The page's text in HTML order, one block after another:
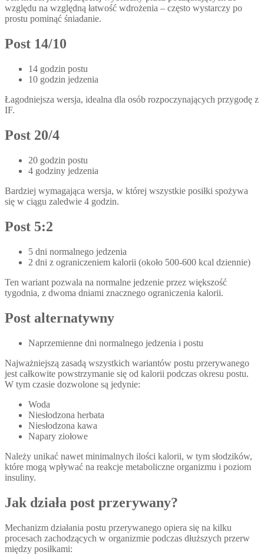
względu na względną łatwość wdrożenia – często wystarczy po
prostu pominąć śniadanie.
Post 14/10
14 godzin postu
10 godzin jedzenia
Łagodniejsza wersja, idealna dla osób rozpoczynających przygodę z
IF.
Post 20/4
20 godzin postu
4 godziny jedzenia
Bardziej wymagająca wersja, w której wszystkie posiłki spożywa
się w ciągu zaledwie 4 godzin.
Post 5:2
5 dni normalnego jedzenia
2 dni z ograniczeniem kalorii (około 500-600 kcal dziennie)
Ten wariant pozwala na normalne jedzenie przez większość
tygodnia, z dwoma dniami znacznego ograniczenia kalorii.
Post alternatywny
Naprzemienne dni normalnego jedzenia i postu
Najważniejszą zasadą wszystkich wariantów postu przerywanego
jest całkowite powstrzymanie się od kalorii podczas okresu postu.
W tym czasie dozwolone są jedynie:
Woda
Niesłodzona herbata
Niesłodzona kawa
Napary ziołowe
Należy unikać nawet minimalnych ilości kalorii, w tym słodzików,
które mogą wpływać na reakcje metaboliczne organizmu i poziom
insuliny.
Jak działa post przerywany?
Mechanizm działania postu przerywanego opiera się na kilku
procesach zachodzących w organizmie podczas dłuższych przerw
między posiłkami: